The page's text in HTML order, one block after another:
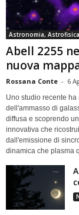
Astronomia,
Abell 2255
nuova
Rossana Conte - 6
Uno studio recente
dell'ammasso di
diffusa e scoprendo
innovativa che
dall'emissione di
dinamica che plasma